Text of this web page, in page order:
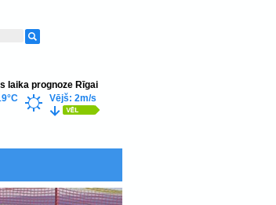
laika prognoze Rīgai
Vējš: 2m/s